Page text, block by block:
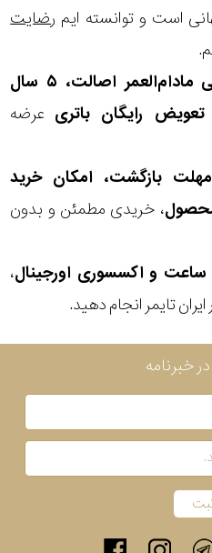
رضایت
گارانتی مادام‌العمر اصالت، ۵ سال
عرضه
۳۰ روز مهلت بازگشت، امکان خرید
، خریدی مطمئن و بدون
،
تایمر انجام دهید.
خبرنامه